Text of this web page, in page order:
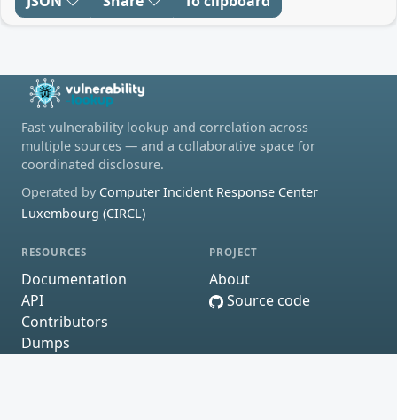
Fast vulnerability lookup and correlation across
multiple sources — and a collaborative space for
coordinated disclosure.
Operated by Computer Incident Response Center
Luxembourg (CIRCL)
RESOURCES
Documentation
API
Contributors
Dumps
PROJECT
About
Source code